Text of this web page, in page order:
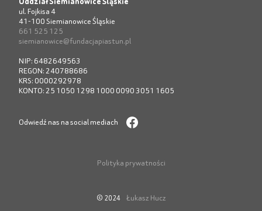
ul. Fojkisa 4
41-100 Siemianowice Śląskie
661 525 125
siemianowice@fundacjapiastun.pl
NIP: 6482649563
REGON: 240788686
KRS: 0000292978
KONTO: 25 1050 1298 1000 0090 3051 1605
Odwiedź nas na social mediach
© 2024 Łukasz Hucz
Polityka prywatności